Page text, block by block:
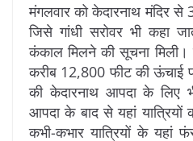
मंगलवार को केदारनाथ मंदिर से
जिसे गांधी सरोवर भी कहा
कंकाल मिलने की सूचना मिली।
करीब 12,800 फीट की ऊंचाई
की केदारनाथ आपदा के लिए
आपदा के बाद से यहां
कभी-कभार यात्रियों के यहां